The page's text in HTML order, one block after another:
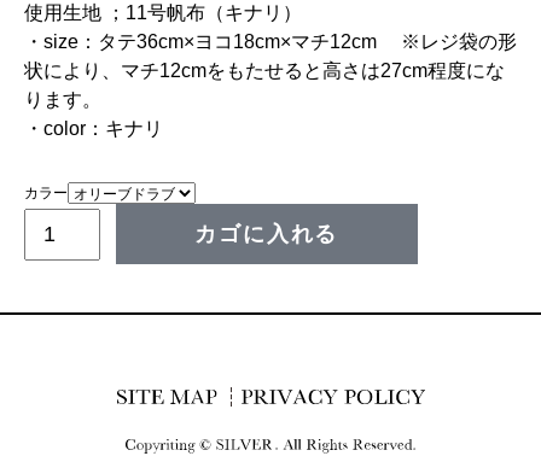
使用生地 ；11号帆布（キナリ）
・size：タテ36cm×ヨコ18cm×マチ12cm ※レジ袋の形
状により、マチ12cmをもたせると高さは27cm程度にな
ります。
・color：キナリ
カラー